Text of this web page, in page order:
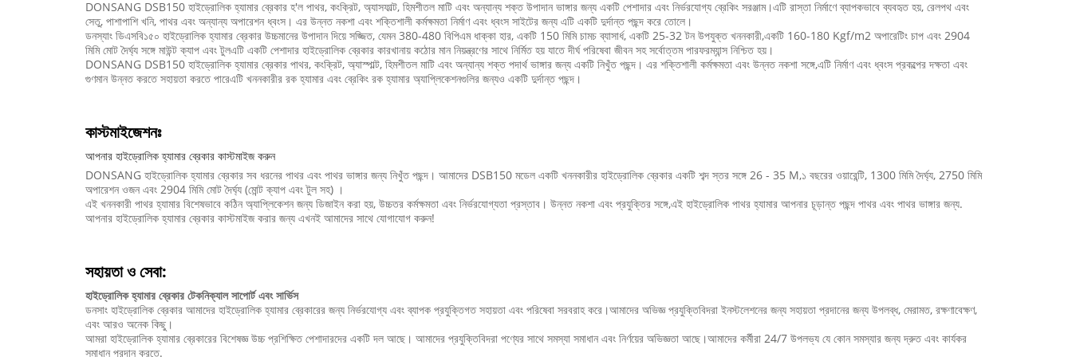
DONSANG DSB150 হাইড্রোলিক হ্যামার ব্রেকার হ'ল পাথর, কংক্রিট, অ্যাসফাল্ট, হিমশীতল মাটি এবং অন্যান্য শক্ত উপাদান ভাঙ্গার জন্য একটি পেশাদার এবং নির্ভরযোগ্য ব্রেকিং সরঞ্জাম।এটি রাস্তা নির্মাণে ব্যাপকভাবে ব্যবহৃত হয়, রেলপথ এবং
সেতু, পাশাপাশি খনি, পাথর এবং অন্যান্য অপারেশন ধ্বংস। এর উন্নত নকশা এবং শক্তিশালী কর্মক্ষমতা নির্মাণ এবং ধ্বংস সাইটের জন্য এটি একটি দুর্দান্ত পছন্দ করে তোলে।
ডনস্যাং ডিএসবি১৫০ হাইড্রোলিক হ্যামার ব্রেকার উচ্চমানের উপাদান দিয়ে সজ্জিত, যেমন 380-480 বিপিএম ধাক্কা হার, একটি 150 মিমি চামচ ব্যাসার্ধ, একটি 25-32 টন উপযুক্ত খননকারী,একটি 160-180 Kgf/m2 অপারেটিং চাপ এবং 2904
মিমি মোট দৈর্ঘ্য সঙ্গে মাউন্ট ক্যাপ এবং টুলএটি একটি পেশাদার হাইড্রোলিক ব্রেকার কারখানায় কঠোর মান নিয়ন্ত্রণের সাথে নির্মিত হয় যাতে দীর্ঘ পরিষেবা জীবন সহ সর্বোত্তম পারফরম্যান্স নিশ্চিত হয়।
DONSANG DSB150 হাইড্রোলিক হ্যামার ব্রেকার পাথর, কংক্রিট, অ্যাস্পাল্ট, হিমশীতল মাটি এবং অন্যান্য শক্ত পদার্থ ভাঙ্গার জন্য একটি নিখুঁত পছন্দ। এর শক্তিশালী কর্মক্ষমতা এবং উন্নত নকশা সঙ্গে,এটি নির্মাণ এবং ধ্বংস প্রকল্পের দক্ষতা এবং
গুণমান উন্নত করতে সহায়তা করতে পারেএটি খননকারীর রক হ্যামার এবং ব্রেকিং রক হ্যামার অ্যাপ্লিকেশনগুলির জন্যও একটি দুর্দান্ত পছন্দ।
কাস্টমাইজেশনঃ
আপনার হাইড্রোলিক হ্যামার ব্রেকার কাস্টমাইজ করুন
DONSANG হাইড্রোলিক হ্যামার ব্রেকার সব ধরনের পাথর এবং পাথর ভাঙ্গার জন্য নিখুঁত পছন্দ। আমাদের DSB150 মডেল একটি খননকারীর হাইড্রোলিক ব্রেকার একটি শব্দ স্তর সঙ্গে 26 - 35 M,১ বছরের ওয়ারেন্টি, 1300 মিমি দৈর্ঘ্য, 2750 মিমি
অপারেশন ওজন এবং 2904 মিমি মোট দৈর্ঘ্য (মোন্ট ক্যাপ এবং টুল সহ) ।
এই খননকারী পাথর হ্যামার বিশেষভাবে কঠিন অ্যাপ্লিকেশন জন্য ডিজাইন করা হয়, উচ্চতর কর্মক্ষমতা এবং নির্ভরযোগ্যতা প্রস্তাব। উন্নত নকশা এবং প্রযুক্তির সঙ্গে,এই হাইড্রোলিক পাথর হ্যামার আপনার চূড়ান্ত পছন্দ পাথর এবং পাথর ভাঙ্গার জন্য.
আপনার হাইড্রোলিক হ্যামার ব্রেকার কাস্টমাইজ করার জন্য এখনই আমাদের সাথে যোগাযোগ করুন!
সহায়তা ও সেবা:
হাইড্রোলিক হ্যামার ব্রেকার টেকনিক্যাল সাপোর্ট এবং সার্ভিস
ডনসাং হাইড্রোলিক ব্রেকার আমাদের হাইড্রোলিক হ্যামার ব্রেকারের জন্য নির্ভরযোগ্য এবং ব্যাপক প্রযুক্তিগত সহায়তা এবং পরিষেবা সরবরাহ করে।আমাদের অভিজ্ঞ প্রযুক্তিবিদরা ইনস্টলেশনের জন্য সহায়তা প্রদানের জন্য উপলব্ধ, মেরামত, রক্ষণাবেক্ষণ,
এবং আরও অনেক কিছু।
আমরা হাইড্রোলিক হ্যামার ব্রেকারের বিশেষজ্ঞ উচ্চ প্রশিক্ষিত পেশাদারদের একটি দল আছে। আমাদের প্রযুক্তিবিদরা পণ্যের সাথে সমস্যা সমাধান এবং নির্ণয়ের অভিজ্ঞতা আছে।আমাদের কর্মীরা 24/7 উপলভ্য যে কোন সমস্যার জন্য দ্রুত এবং কার্যকর
সমাধান প্রদান করতে.